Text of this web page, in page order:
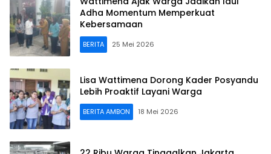
Adha Momentum Memperkuat
Kebersamaan
BERITA 25 Mei 2026
Lisa Wattimena Dorong Kader Posyandu
Lebih Proaktif Layani Warga
BERITA AMBON 18 Mei 2026